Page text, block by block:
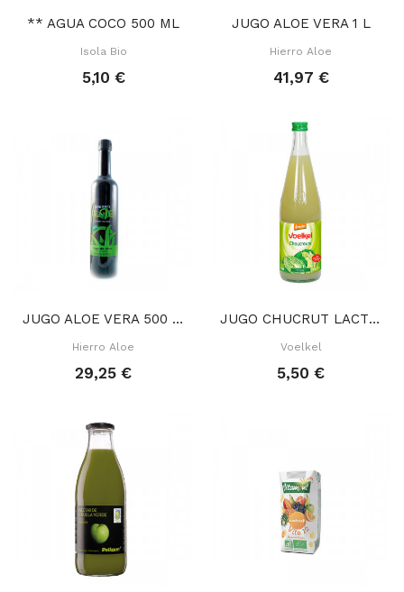
** AGUA COCO 500 ML
Isola Bio
5,10 €
JUGO ALOE VERA 1 L
Hierro Aloe
41,97 €
JUGO ALOE VERA 500 ML
Hierro Aloe
29,25 €
JUGO CHUCRUT LACTOFERMENTADO 700 ML
Voelkel
5,50 €